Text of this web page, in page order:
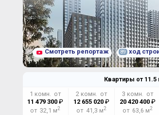
Смотреть репортаж 89 ход
Квартиры от 11.5
1 комн. от
11 479 300 ₽
от 32,1 м2
2 комн. от
12 655 020 ₽
от 41,3 м2
3 комн. от
20 420 400₽
от 63,6 м2